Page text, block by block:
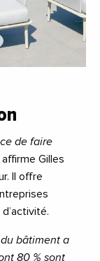
de faire
affirme Gilles
Il offre
bâtiment a
80 % sont